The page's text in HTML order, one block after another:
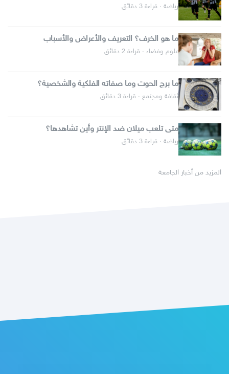
رياضة · قراءة 3 دقائق
ما هو الخرف؟ التعريف والأعراض والأسباب
علوم وفضاء · قراءة 2 دقائق
ما برج الحوت وما صفاته الفلكية والشخصية؟
ثقافة ومجتمع · قراءة 3 دقائق
متى تلعب ميلان ضد الإنتر وأين تشاهدها؟
رياضة · قراءة 3 دقائق
المزيد من أخبار الجامعة